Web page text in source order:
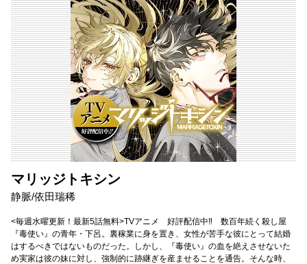
マリッジトキシン
静脈/依田瑞稀
<毎週水曜更新！最新5話無料>TVアニメ 好評配信中‼ 数百年続く殺し屋
『毒使い』の青年・下呂。裏稼業に身を置き、女性が苦手な彼にとって結婚
はするべきではないものだった。しかし、『毒使い』の血を絶えさせないた
め実家は彼の妹に対し、強制的に跡継ぎを産ませることを通告。そんな時、